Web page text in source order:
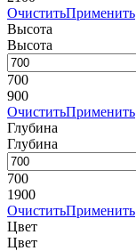
ОчиститьПрименить
Высота
Высота
700
900
ОчиститьПрименить
Глубина
Глубина
700
1900
ОчиститьПрименить
Цвет
Цвет